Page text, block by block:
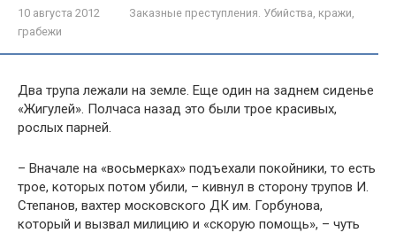
10 августа 2012
Заказные преступления. Убийства, кражи,
грабежи
Два трупа лежали на земле. Еще один на заднем сиденье
«Жигулей». Полчаса назад это были трое красивых,
рослых парней.
– Вначале на «восьмерках» подъехали покойники, то есть
трое, которых потом убили, – кивнул в сторону трупов И.
Степанов, вахтер московского ДК им. Горбунова,
который и вызвал милицию и «скорую помощь», – чуть